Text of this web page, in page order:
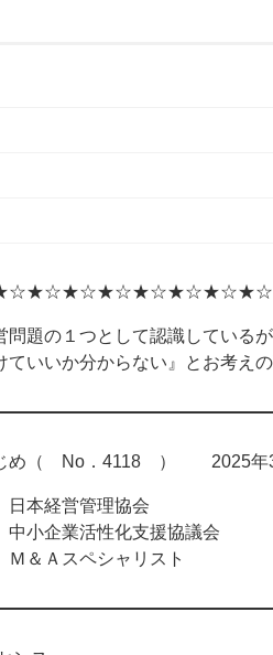
の１つとして認識しているが
いか分からない』とお考えの
め（ No．4118 ） 2025年3
理協会
化支援協議会
シャリスト 荒